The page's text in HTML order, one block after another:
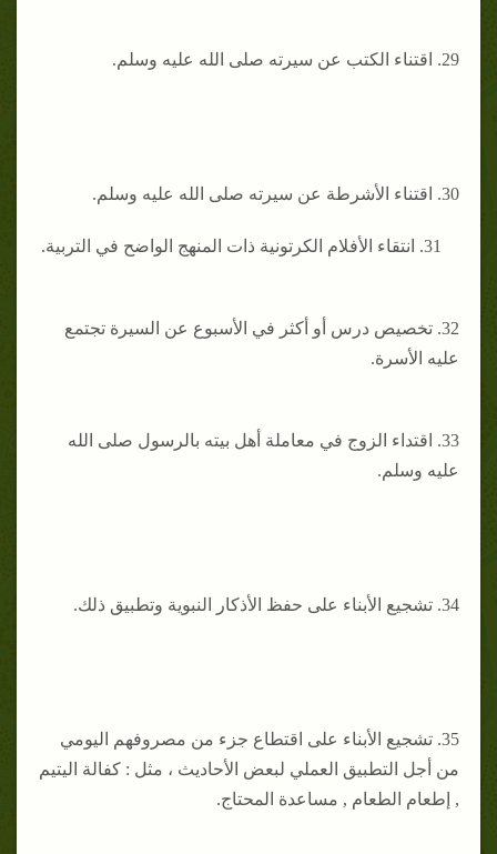
29. ‌اقتناء الكتب عن سيرته صلى الله عليه وسلم.
30. اقتناء الأشرطة عن سيرته صلى الله عليه وسلم.
31. ‌انتقاء الأفلام الكرتونية ذات المنهج الواضح في التربية.
32. ‌تخصيص درس أو أكثر في الأسبوع عن السيرة تجتمع
عليه الأسرة.
33. اقتداء الزوج في معاملة أهل بيته بالرسول صلى الله
عليه وسلم.
34. ‌تشجيع الأبناء على حفظ الأذكار النبوية وتطبيق ذلك.
35. ‌تشجيع الأبناء على اقتطاع جزء من مصروفهم اليومي
من أجل التطبيق العملي لبعض الأحاديث ، مثل : كفالة اليتيم
, إطعام الطعام , مساعدة المحتاج.